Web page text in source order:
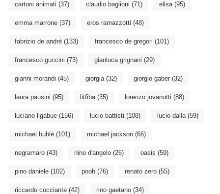
cartoni animati (37) claudio baglioni (71) elisa(95)
emma marrone(37) eros ramazzotti (48)
fabrizio de andré(133) francesco de gregori (101)
francesco guccini (73) gianluca grignani (29)
gianni morandi (45) giorgia(32) giorgio gaber(32)
laura pausini (95) litfiba(35) lorenzo jovanotti (88)
luciano ligabue(156) lucio battisti (108) lucio dalla(59)
michael bublé(101) michael jackson(66)
negramaro(43) nino d'angelo(26) oasis (59)
pino daniele(102) pooh(76) renato zero(55)
riccardo cocciante(42) rino gaetano(34)